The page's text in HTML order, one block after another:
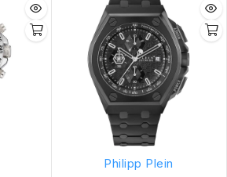
Philipp Plein